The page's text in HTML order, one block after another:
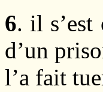
6. il s’est
d’un
l’a fait